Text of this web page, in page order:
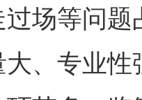
场等问
、专业